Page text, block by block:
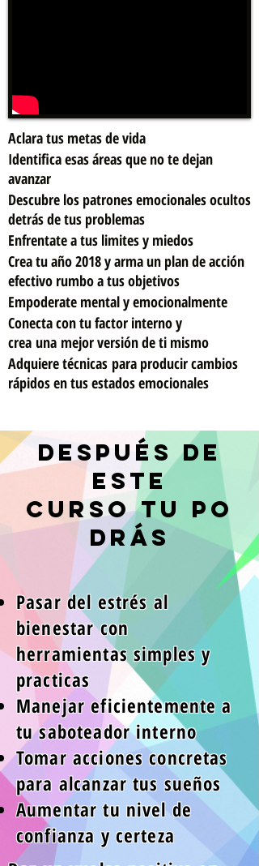
inversión DEL
CURSO
"Sábado 16 de
Junio 2018"
VALOR ESPECIAL
$78.000
Ahorra $62.00
0
coaching"
RESERVAR AHORA!
VALOR
PREVENTA
$89.000
Ahorro $51.00
"Valor hasta el 12 de Junio"
Solo 5 cupos a este valor
RESERVAR AHORA!
Aclara tus metas de vida
Identifica esas áreas que no te dejan
avanzar
Descubre los patrones emocionales ocultos
detrás de tus problemas
Enfrentate a tus limites y miedos
Crea tu año 2018 y arma un plan de acción
efectivo rumbo a tus objetivos
Empoderate mental y emocionalmente
Conecta con tu factor interno y
crea una mejor versión de ti mismo
Adquiere técnicas para producir cambios
rápidos en tus estados emocionales
después de
este
curso tu PO
DRás
Pasar del estrés ​ al
bienestar con
herramientas simples y
practicas
Manejar eficientemente a
tu saboteador interno
Tomar acciones concretas
para alcanzar tus sueños
Aumentar tu nivel de
confianza y certeza